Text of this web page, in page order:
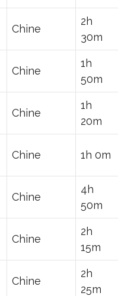
Chine
2h
30m
Chine
1h
50m
Chine
1h
20m
Chine 1h 0m
Chine
4h
50m
Chine
2h
15m
Chine
2h
25m